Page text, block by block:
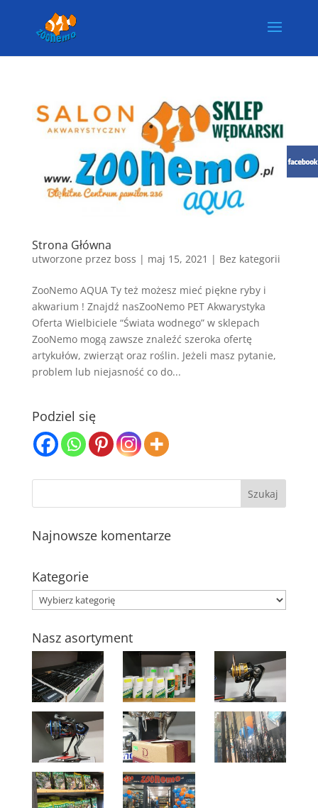
Strona Główna
utworzone przez boss | maj 15, 2021 | Bez kategorii
ZooNemo AQUA Ty też możesz mieć piękne ryby i
akwarium ! Znajdź nasZooNemo PET Akwarystyka
Oferta Wielbiciele “Świata wodnego” w sklepach
ZooNemo mogą zawsze znaleźć szeroka ofertę
artykułów, zwierząt oraz roślin. Jeżeli masz pytanie,
problem lub niejasność co do...
Podziel się
Najnowsze komentarze
Kategorie
Kategorie
Nasz asortyment